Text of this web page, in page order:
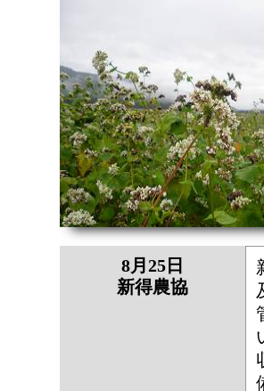
8月25日
新得農協